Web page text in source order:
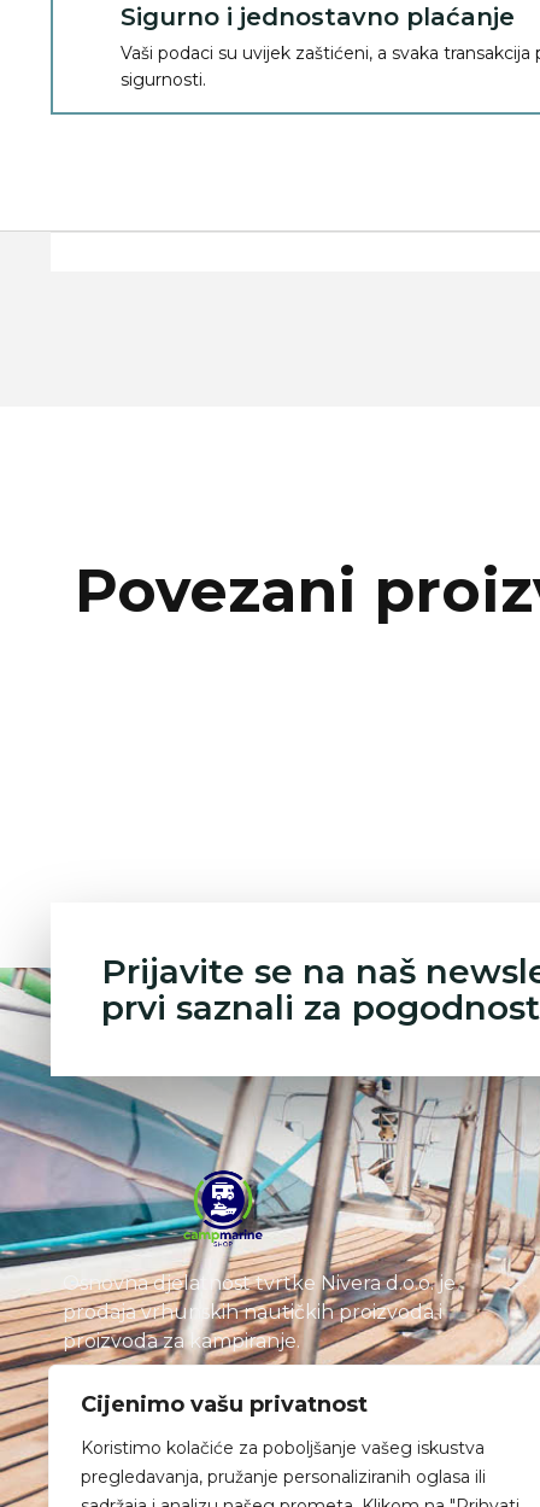
Cijenimo vašu privatnost
Koristimo kolačiće za poboljšanje vašeg iskustva
pregledavanja, pružanje personaliziranih oglasa ili
Sigurno i jednostavno plaćanje
Vaši podaci su uvijek zaštićeni, a svaka
sigurnosti.
Povezani
Prijavite se na naš
prvi saznali za
Osnovna djelatnost tvrtke Nivera d.o.o. je
prodaja vrhunskih nautičkih proizvoda i
proizvoda za kampiranje.